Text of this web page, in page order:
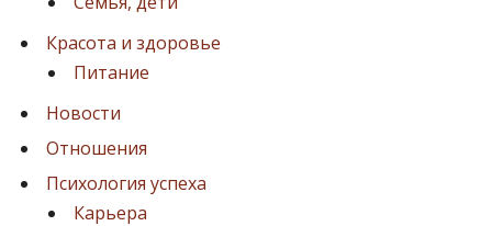
Красота и здоровье
Питание
Новости
Отношения
Психология успеха
Карьера